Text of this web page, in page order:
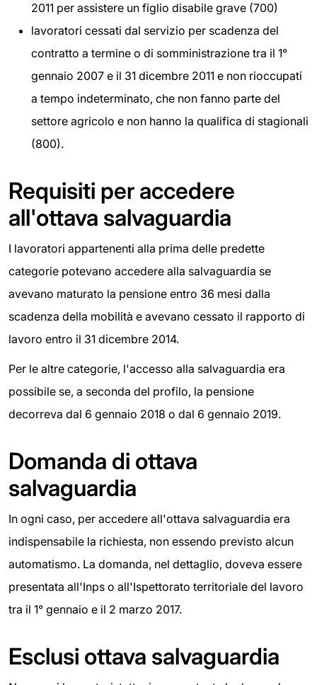
2011 per assistere un figlio disabile grave (700)
lavoratori cessati dal servizio per scadenza del
contratto a termine o di somministrazione tra il 1°
gennaio 2007 e il 31 dicembre 2011 e non rioccupati
a tempo indeterminato, che non fanno parte del
settore agricolo e non hanno la qualifica di stagionali
(800).
Requisiti per accedere
all'ottava salvaguardia
I lavoratori appartenenti alla prima delle predette
categorie potevano accedere alla salvaguardia se
avevano maturato la pensione entro 36 mesi dalla
scadenza della mobilità e avevano cessato il rapporto di
lavoro entro il 31 dicembre 2014.
Per le altre categorie, l'accesso alla salvaguardia era
possibile se, a seconda del profilo, la pensione
decorreva dal 6 gennaio 2018 o dal 6 gennaio 2019.
Domanda di ottava
salvaguardia
In ogni caso, per accedere all'ottava salvaguardia era
indispensabile la richiesta, non essendo previsto alcun
automatismo. La domanda, nel dettaglio, doveva essere
presentata all'Inps o all'Ispettorato territoriale del lavoro
tra il 1° gennaio e il 2 marzo 2017.
Esclusi ottava salvaguardia